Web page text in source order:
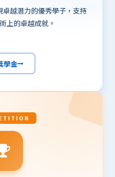
越潛力的優秀學子，支持
上的卓越成就。
學金